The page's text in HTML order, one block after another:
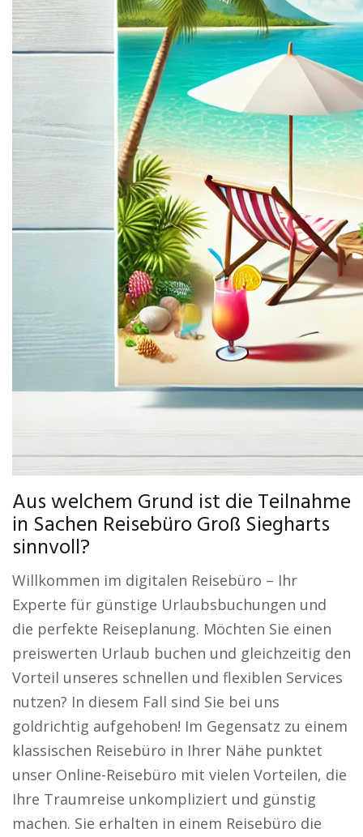
Aus welchem Grund ist die Teilnahme
in Sachen Reisebüro Groß Siegharts
sinnvoll?
Willkommen im digitalen Reisebüro – Ihr
Experte für günstige Urlaubsbuchungen und
die perfekte Reiseplanung. Möchten Sie einen
preiswerten Urlaub buchen und gleichzeitig den
Vorteil unseres schnellen und flexiblen Services
nutzen? In diesem Fall sind Sie bei uns
goldrichtig aufgehoben! Im Gegensatz zu einem
klassischen Reisebüro in Ihrer Nähe punktet
unser Online-Reisebüro mit vielen Vorteilen, die
Ihre Traumreise unkompliziert und günstig
machen. Sie erhalten in einem Reisebüro die